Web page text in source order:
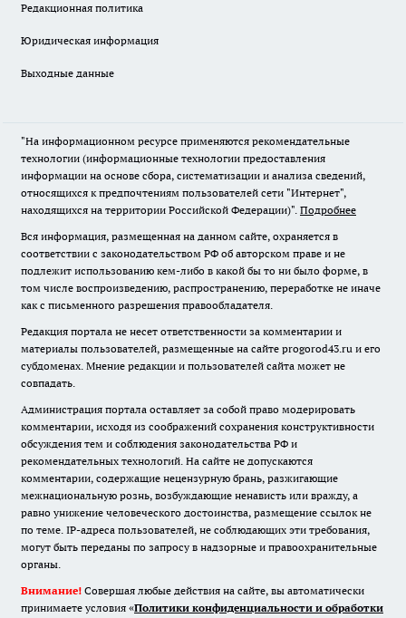
Редакционная политика
Юридическая информация
Выходные данные
"На информационном ресурсе применяются рекомендательные
технологии (информационные технологии предоставления
информации на основе сбора, систематизации и анализа сведений,
относящихся к предпочтениям пользователей сети "Интернет",
находящихся на территории Российской Федерации)". Подробнее
Вся информация, размещенная на данном сайте, охраняется в
соответствии с законодательством РФ об авторском праве и не
подлежит использованию кем-либо в какой бы то ни было форме, в
том числе воспроизведению, распространению, переработке не иначе
как с письменного разрешения правообладателя.
Редакция портала не несет ответственности за комментарии и
материалы пользователей, размещенные на сайте progorod43.ru и его
субдоменах. Мнение редакции и пользователей сайта может не
совпадать.
Администрация портала оставляет за собой право модерировать
комментарии, исходя из соображений сохранения конструктивности
обсуждения тем и соблюдения законодательства РФ и
рекомендательных технологий. На сайте не допускаются
комментарии, содержащие нецензурную брань, разжигающие
межнациональную рознь, возбуждающие ненависть или вражду, а
равно унижение человеческого достоинства, размещение ссылок не
по теме. IP-адреса пользователей, не соблюдающих эти требования,
могут быть переданы по запросу в надзорные и правоохранительные
органы.
Внимание! Совершая любые действия на сайте, вы автоматически
принимаете условия «Политики конфиденциальности и обработки